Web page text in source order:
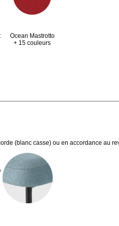
Ocean Mastrotto
+ 15 couleurs
(blanc casse) ou en accordance au